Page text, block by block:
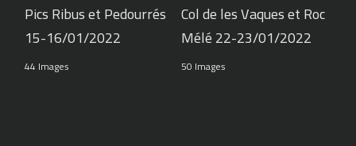
Pics Ribus et Pedourrés
15-16/01/2022
44 Images
Col de les Vaques et Roc
Mélé 22-23/01/2022
50 Images